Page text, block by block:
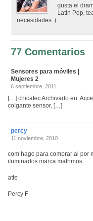
gusta el
Latin Pop,
necesidades :)
77 Comentarios
Sensores para móviles |
Mujeres 2
6 septiembre, 2011
[…] chicatec Archivado en:
colgante sensor, […]
percy
11 noviembre, 2010
com hago para comprar al por
iluminados marca mathmos
atte
Percy F